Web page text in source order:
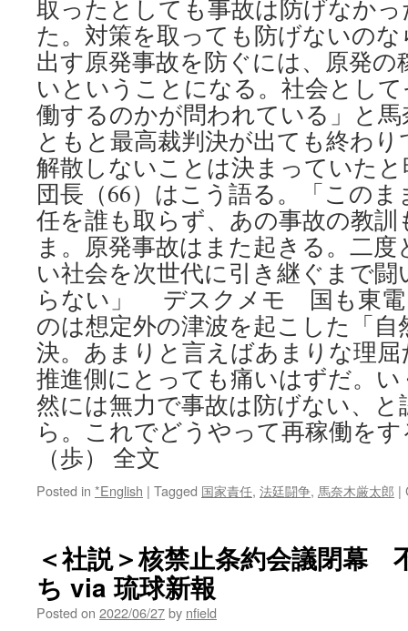
取ったとしても事故は防げなか
た。対策を取っても防げないの
出す原発事故を防ぐには、原発
いということになる。社会とし
働するのかが問われている」と
ともと最高裁判決が出ても終わ
解散しないことは決まっていた
団長（66）はこう語る。「この
任を誰も取らず、あの事故の教
ま。原発事故はまた起きる。二
い社会を次世代に引き継ぐまで
らない」 デスクメモ 国も東電
のは想定外の津波を起こした「自
決。あまりと言えばあまりな理
推進側にとっても痛いはずだ。
然には無力で事故は防げない、
ら。これでどうやって再稼働を
（歩） 全文
Posted in *English | Tagged 国家責任, 法廷闘争, 馬奈木厳太郎 |
＜社説＞核禁止条約会議閉幕
ち via 琉球新報
Posted on 2022/06/27by nfield